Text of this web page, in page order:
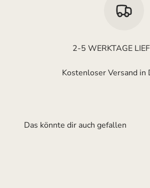
2-5 WERKTAGE
Kostenloser Versand in